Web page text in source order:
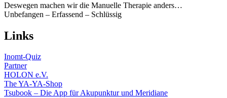
Deswegen machen wir die Manuelle Therapie anders…
Unbefangen – Erfassend – Schlüssig
Links
Inomt-Quiz
Partner
HOLON e.V.
The YA-YA-Shop
Tsubook – Die App für Akupunktur und Meridiane